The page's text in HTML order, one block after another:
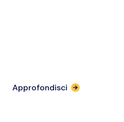
Approfondisci